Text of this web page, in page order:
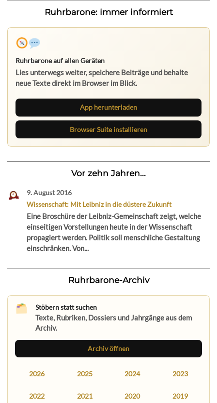
Ruhrbarone: immer informiert
Ruhrbarone auf allen Geräten
Lies unterwegs weiter, speichere Beiträge und behalte
neue Texte direkt im Browser im Blick.
App herunterladen
Browser Suite installieren
Vor zehn Jahren...
9. August 2016
Wissenschaft: Mit Leibniz in die düstere Zukunft
Eine Broschüre der Leibniz-Gemeinschaft zeigt, welche
einseitigen Vorstellungen heute in der Wissenschaft
propagiert werden. Politik soll menschliche Gestaltung
einschränken. Von...
Ruhrbarone-Archiv
Stöbern statt suchen
Texte, Rubriken, Dossiers und Jahrgänge aus dem
Archiv.
Archiv öffnen
2026 2025 2024 2023
2022 2021 2020 2019